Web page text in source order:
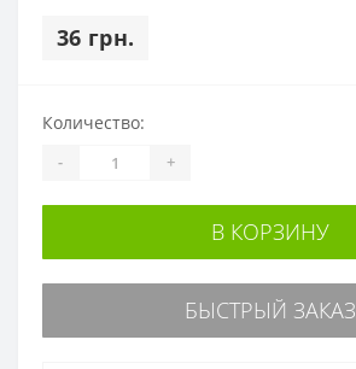
36 грн.
Количество:
- +
В КОРЗИНУ
БЫСТРЫЙ ЗАКАЗ